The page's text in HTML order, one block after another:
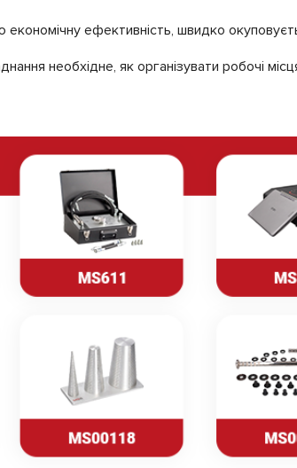
ефективність, швидко
необхідне, як організувати робочі